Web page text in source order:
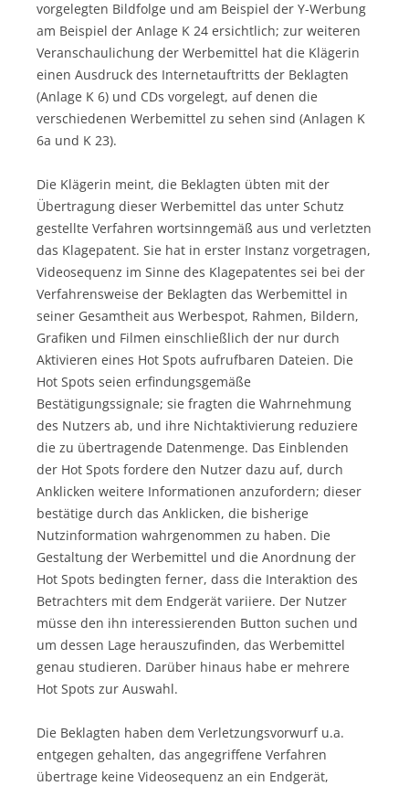
vorgelegten Bildfolge und am Beispiel der Y-Werbung
am Beispiel der Anlage K 24 ersichtlich; zur weiteren
Veranschaulichung der Werbemittel hat die Klägerin
einen Ausdruck des Internetauftritts der Beklagten
(Anlage K 6) und CDs vorgelegt, auf denen die
verschiedenen Werbemittel zu sehen sind (Anlagen K
6a und K 23).
Die Klägerin meint, die Beklagten übten mit der
Übertragung dieser Werbemittel das unter Schutz
gestellte Verfahren wortsinngemäß aus und verletzten
das Klagepatent. Sie hat in erster Instanz vorgetragen,
Videosequenz im Sinne des Klagepatentes sei bei der
Verfahrensweise der Beklagten das Werbemittel in
seiner Gesamtheit aus Werbespot, Rahmen, Bildern,
Grafiken und Filmen einschließlich der nur durch
Aktivieren eines Hot Spots aufrufbaren Dateien. Die
Hot Spots seien erfindungsgemäße
Bestätigungssignale; sie fragten die Wahrnehmung
des Nutzers ab, und ihre Nichtaktivierung reduziere
die zu übertragende Datenmenge. Das Einblenden
der Hot Spots fordere den Nutzer dazu auf, durch
Anklicken weitere Informationen anzufordern; dieser
bestätige durch das Anklicken, die bisherige
Nutzinformation wahrgenommen zu haben. Die
Gestaltung der Werbemittel und die Anordnung der
Hot Spots bedingten ferner, dass die Interaktion des
Betrachters mit dem Endgerät variiere. Der Nutzer
müsse den ihn interessierenden Button suchen und
um dessen Lage herauszufinden, das Werbemittel
genau studieren. Darüber hinaus habe er mehrere
Hot Spots zur Auswahl.
Die Beklagten haben dem Verletzungsvorwurf u.a.
entgegen gehalten, das angegriffene Verfahren
übertrage keine Videosequenz an ein Endgerät,